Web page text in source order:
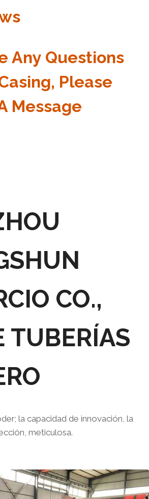
Any Questions
Please
Message
CO.,
TUBERÍAS
la capacidad de innovación, la
meticulosa.